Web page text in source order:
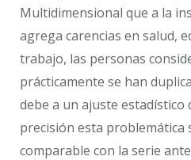
Multidimensional que a la
agrega carencias en salud,
trabajo, las personas
prácticamente se han
debe a un ajuste estadístico
precisión esta problemática
comparable con la serie